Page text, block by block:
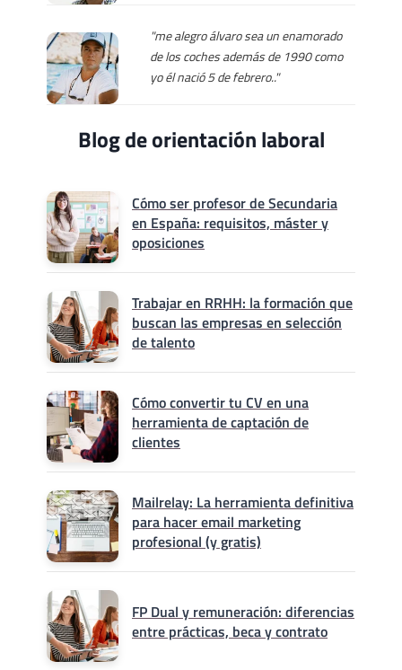
"me alegro álvaro sea un enamorado
de los coches además de 1990 como
yo él nació 5 de febrero.."
Blog de orientación laboral
Cómo ser profesor de Secundaria
en España: requisitos, máster y
oposiciones
Trabajar en RRHH: la formación que
buscan las empresas en selección
de talento
Cómo convertir tu CV en una
herramienta de captación de
clientes
Mailrelay: La herramienta definitiva
para hacer email marketing
profesional (y gratis)
FP Dual y remuneración: diferencias
entre prácticas, beca y contrato